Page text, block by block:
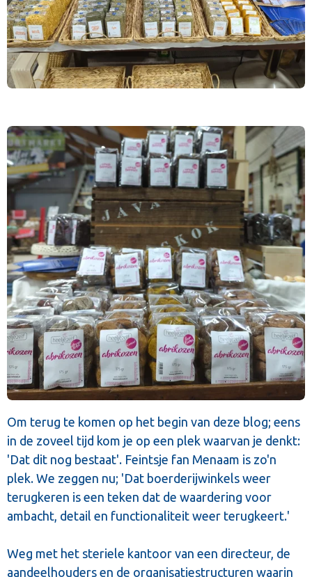
Om terug te komen op het begin van deze blog; eens
in de zoveel tijd kom je op een plek waarvan je denkt:
'Dat dit nog bestaat'. Feintsje fan Menaam is zo'n
plek. We zeggen nu; 'Dat boerderijwinkels weer
terugkeren is een teken dat de waardering voor
ambacht, detail en functionaliteit weer terugkeert.'
Weg met het steriele kantoor van een directeur, de
aandeelhouders en de organisatiestructuren waarin